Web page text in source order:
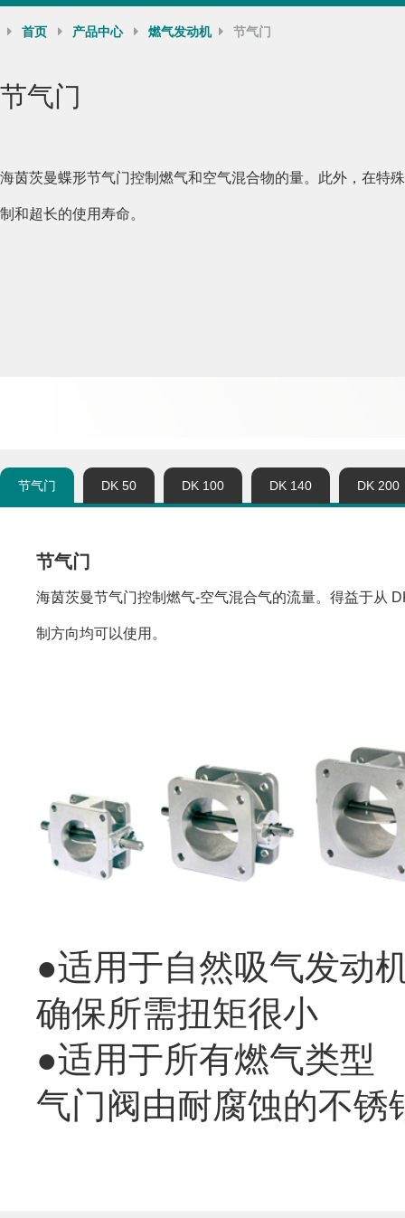
首页 产品中心 燃气发动机 节气门
节气门
海茵茨曼蝶形节气门控制燃气和空气混合物的量。此外，在特
制和超长的使用寿命。
节气门 DK 50 DK 100 DK 140 DK 200
节气门
海茵茨曼节气门控制燃气-空气混合气的流量。得益于从
制方向均可以使用。
●适用于自然吸
确保所
●适用于
气门阀由耐腐